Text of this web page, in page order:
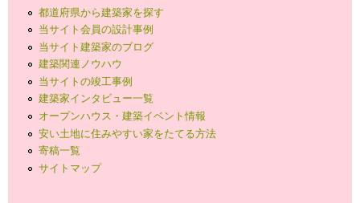
都道府県から建築家を探す
当サイト会員の設計事例
当サイト建築家のブログ
建築関連ノウハウ
当サイトの竣工事例
建築家インタビュー一覧
オープンハウス・建築イベント情報
安い土地に住みやすい家をたてる方法
寄稿一覧
サイトマップ